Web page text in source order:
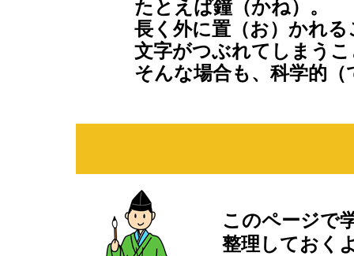
たとえば鐘（かね）。
長く外に置（お）かれ
文字がつぶれてしまう
そんな場合も、科学的
このページで
整理しておく